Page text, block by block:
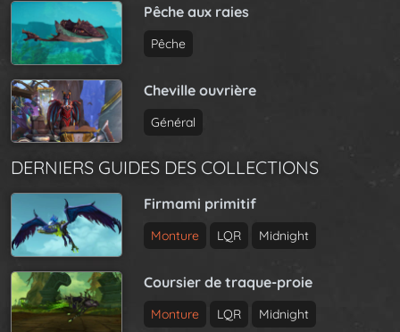
Pêche aux raies
Pêche
Cheville ouvrière
Général
DERNIERS GUIDES DES COLLECTIONS
Firmami primitif
Monture LQR Midnight
Coursier de traque-proie
Monture LQR Midnight